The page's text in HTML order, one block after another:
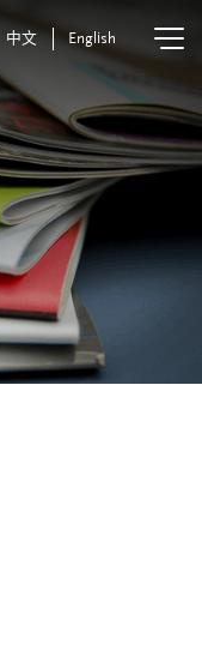
中文 English